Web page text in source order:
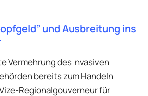
und Ausbreitung ins
Vermehrung des invasiven
bereits zum Handeln
Regionalgouverneur für